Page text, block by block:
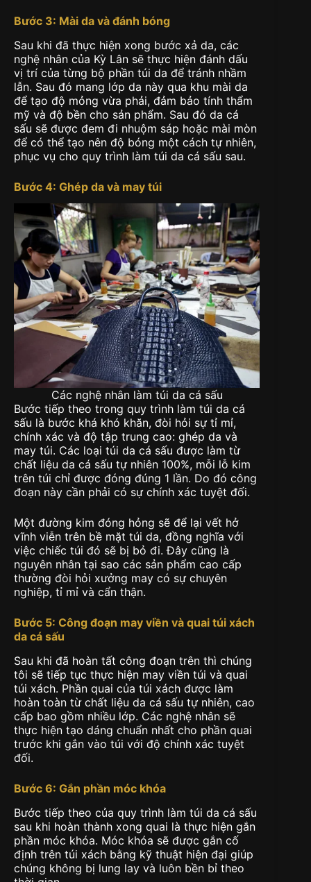
Bước 3: Mài da và đánh bóng
Sau khi đã thực hiện xong bước xả da, các
nghệ nhân của Kỳ Lân sẽ thực hiện đánh dấu
vị trí của từng bộ phần túi da để tránh nhầm
lẫn. Sau đó mang lớp da này qua khu mài da
để tạo độ mỏng vừa phải, đảm bảo tính thẩm
mỹ và độ bền cho sản phẩm. Sau đó da cá
sấu sẽ được đem đi nhuộm sáp hoặc mài mòn
để có thể tạo nên độ bóng một cách tự nhiên,
phục vụ cho quy trình làm túi da cá sấu sau.
Bước 4: Ghép da và may túi
Các nghệ nhân làm túi da cá sấu
Bước tiếp theo trong quy trình làm túi da cá
sấu là bước khá khó khăn, đòi hỏi sự tỉ mỉ,
chính xác và độ tập trung cao: ghép da và
may túi. Các loại túi da cá sấu được làm từ
chất liệu da cá sấu tự nhiên 100%, mỗi lỗ kim
trên túi chỉ được đóng đúng 1 lần. Do đó công
đoạn này cần phải có sự chính xác tuyệt đối.
Một đường kim đóng hỏng sẽ để lại vết hở
vĩnh viễn trên bề mặt túi da, đồng nghĩa với
việc chiếc túi đó sẽ bị bỏ đi. Đây cũng là
nguyên nhân tại sao các sản phẩm cao cấp
thường đòi hỏi xưởng may có sự chuyên
nghiệp, tỉ mỉ và cẩn thận.
Bước 5: Công đoạn may viền và quai túi xách
da cá sấu
Sau khi đã hoàn tất công đoạn trên thì chúng
tôi sẽ tiếp tục thực hiện may viền túi và quai
túi xách. Phần quai của túi xách được làm
hoàn toàn từ chất liệu da cá sấu tự nhiên, cao
cấp bao gồm nhiều lớp. Các nghệ nhân sẽ
thực hiện tạo dáng chuẩn nhất cho phần quai
trước khi gắn vào túi với độ chính xác tuyệt
đối.
Bước 6: Gắn phần móc khóa
Bước tiếp theo của quy trình làm túi da cá sấu
sau khi hoàn thành xong quai là thực hiện gắn
phần móc khóa. Móc khóa sẽ được gắn cố
định trên túi xách bằng kỹ thuật hiện đại giúp
chúng không bị lung lay và luôn bền bỉ theo